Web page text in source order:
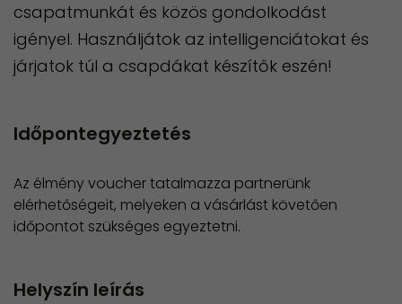
csapatmunkát és közös gondolkodást
igényel. Használjátok az intelligenciátokat és
járjatok túl a csapdákat készítők eszén!
Időpontegyeztetés
Az élmény voucher tatalmazza partnerünk
elérhetőségeit, melyeken a vásárlást követően
időpontot szükséges egyeztetni.
Helyszín leírás